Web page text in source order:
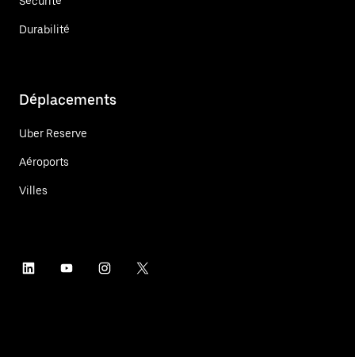
Durabilité
Déplacements
Uber Reserve
Aéroports
Villes